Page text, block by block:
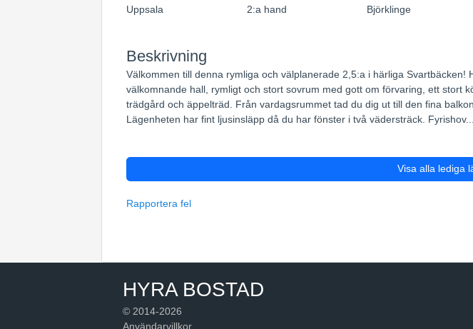
Uppsala
2:a hand
Björklinge
Beskrivning
Välkommen till denna rymliga och välplanerade 2,5:a i härliga
välkomnande hall, rymligt och stort sovrum med gott om förvaring, ett stort
trädgård och äppelträd. Från vardagsrummet tad du dig ut till den fina
Lägenheten har fint ljusinsläpp då du har fönster i två vädersträck. Fyrishov...
Visa alla lediga
Rapportera fel
HYRA BOSTAD
© 2014-2026
Användarvillkor